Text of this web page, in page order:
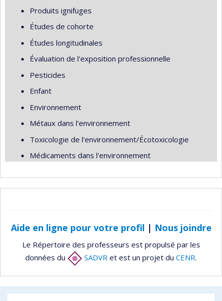
Produits ignifuges
Études de cohorte
Études longitudinales
Évaluation de l'exposition professionnelle
Pesticides
Enfant
Environnement
Métaux dans l'environnement
Toxicologie de l'environnement/Écotoxicologie
Médicaments dans l'environnement
Aide en ligne pour votre profil | Nous joindre
Le Répertoire des professeurs est propulsé par les
données du
SADVR et est un projet du CENR.